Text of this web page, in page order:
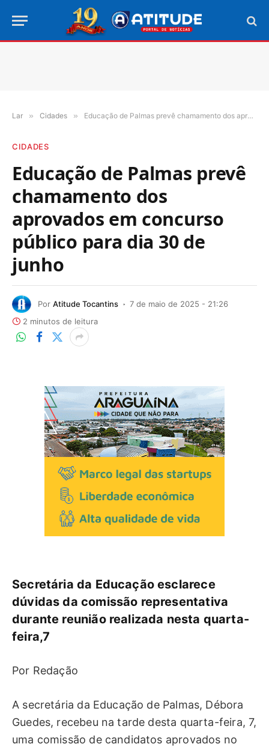
Lar » Cidades » Educação de Palmas prevê chamamento dos aprovados em concurso público para dia 30 de junho
CIDADES
Educação de Palmas prevê
chamamento dos
aprovados em concurso
público para dia 30 de
junho
Por Atitude Tocantins
7 de maio de 2025 - 21:26
2 minutos de leitura
Secretária da Educação esclarece
dúvidas da comissão representativa
durante reunião realizada nesta quarta-
feira,7
Por Redação
A secretária da Educação de Palmas, Débora
Guedes, recebeu na tarde desta quarta-feira, 7,
uma comissão de candidatos aprovados no